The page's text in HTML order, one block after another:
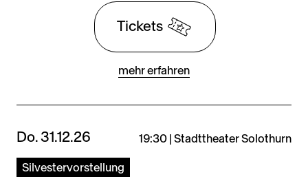
Tickets
mehr erfahren
Do. 31.12.26 19:30 | Stadttheater Solothurn
Silvestervorstellung